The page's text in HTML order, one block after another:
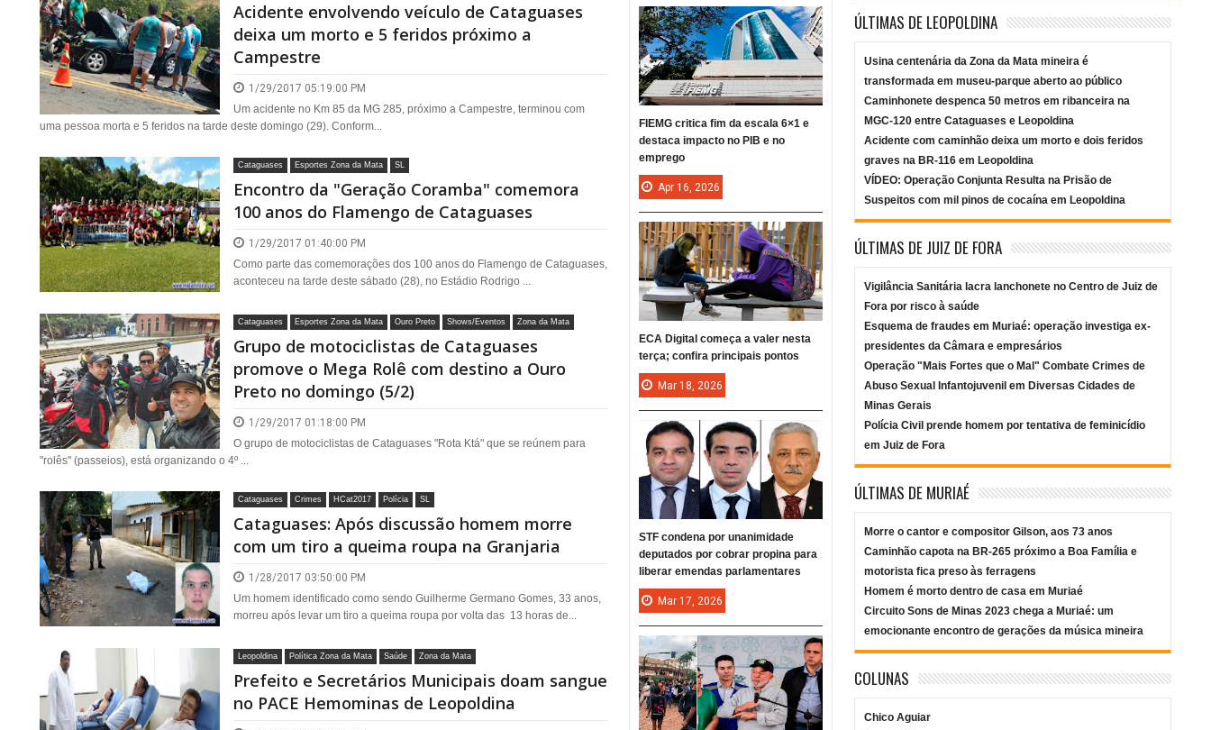
Acidente envolvendo veículo de Cataguases
deixa um morto e 5 feridos próximo a
Campestre
1/29/2017 05:19:00 PM
Um acidente no Km 85 da MG 285, próximo a Campestre, terminou com
uma pessoa morta e 5 feridos na tarde deste domingo (29). Conform...
Cataguases Esportes Zona da Mata SL
Encontro da "Geração Coramba" comemora
100 anos do Flamengo de Cataguases
1/29/2017 01:40:00 PM
Como parte das comemorações dos 100 anos do Flamengo de Cataguases,
aconteceu na tarde deste sábado (28), no Estádio Rodrigo ...
Cataguases Esportes Zona da Mata Ouro Preto Shows/Eventos Zona da Mata
Grupo de motociclistas de Cataguases
promove o Mega Rolê com destino a Ouro
Preto no domingo (5/2)
1/29/2017 01:18:00 PM
O grupo de motociclistas de Cataguases "Rota Ktá" que se reúnem para
"rolês" (passeios), está organizando o 4º ...
Cataguases Crimes HCat2017 Polícia SL
Cataguases: Após discussão homem morre
com um tiro a queima roupa na Granjaria
1/28/2017 03:50:00 PM
Um homem identificado como sendo Guilherme Germano Gomes, 33 anos,
morreu após levar um tiro a queima roupa por volta das 13 horas de...
Leopoldina Política Zona da Mata Saúde Zona da Mata
Prefeito e Secretários Municipais doam sangue
no PACE Hemominas de Leopoldina
ÚLTIMAS DE LEOPOLDINA
Usina centenária da Zona da Mata mineira é
transformada em museu-parque aberto ao público
Caminhonete despenca 50 metros em ribanceira na
MGC-120 entre Cataguases e Leopoldina
Acidente com caminhão deixa um morto e dois feridos
graves na BR-116 em Leopoldina
VÍDEO: Operação Conjunta Resulta na Prisão de
Suspeitos com mil pinos de cocaína em Leopoldina
ÚLTIMAS DE JUIZ DE FORA
Vigilância Sanitária lacra lanchonete no Centro de Juiz de
Fora por risco à saúde
Esquema de fraudes em Muriaé: operação investiga ex-
presidentes da Câmara e empresários
Operação "Mais Fortes que o Mal" Combate Crimes de
Abuso Sexual Infantojuvenil em Diversas Cidades de
Minas Gerais
Polícia Civil prende homem por tentativa de feminicídio
em Juiz de Fora
ÚLTIMAS DE MURIAÉ
Morre o cantor e compositor Gilson, aos 73 anos
Caminhão capota na BR-265 próximo a Boa Família e
motorista fica preso às ferragens
Homem é morto dentro de casa em Muriaé
Circuito Sons de Minas 2023 chega a Muriaé: um
emocionante encontro de gerações da música mineira
COLUNAS
Chico Aguiar
FIEMG critica fim da escala 6×1 e
destaca impacto no PIB e no
emprego
Apr 16, 2026
ECA Digital começa a valer nesta
terça; confira principais pontos
Mar 18, 2026
STF condena por unanimidade
deputados por cobrar propina para
liberar emendas parlamentares
Mar 17, 2026